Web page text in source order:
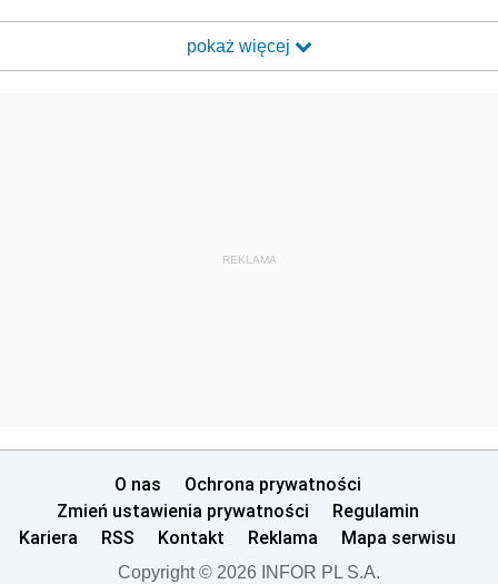
pokaż więcej
REKLAMA
O nas
Ochrona prywatności
Zmień ustawienia prywatności
Regulamin
Kariera
RSS Kontakt Reklama Mapa serwisu
Copyright © 2026 INFOR PL S.A.